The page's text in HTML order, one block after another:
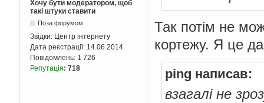
Хочу бути модератором, щоб
такі штуки ставити
Поза форумом
Звідки: Центр інтернету
Дата реєстрації: 14.06.2014
Повідомлень: 1 726
Репутація: 718
Так потім не
кортежу. Я це
ping написав:
взагалі не